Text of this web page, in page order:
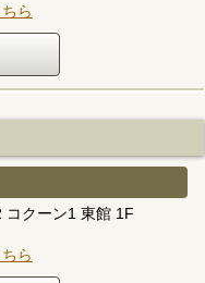
ら
コクーン1 東館 1F
ら